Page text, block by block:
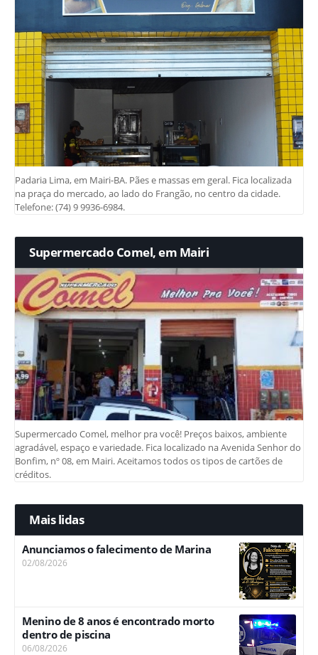
Padaria Lima, em Mairi-BA. Pães e massas em geral. Fica localizada
na praça do mercado, ao lado do Frangão, no centro da cidade.
Telefone: (74) 9 9936-6984.
Supermercado Comel, em Mairi
Supermercado Comel, melhor pra você! Preços baixos, ambiente
agradável, espaço e variedade. Fica localizado na Avenida Senhor do
Bonfim, nº 08, em Mairi. Aceitamos todos os tipos de cartões de
créditos.
Mais lidas
Anunciamos o falecimento de Marina
02/08/2026
Menino de 8 anos é encontrado morto
dentro de piscina
06/08/2026